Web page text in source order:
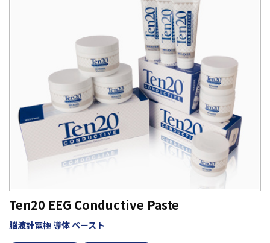
Ten20 EEG Conductive Paste
脳波計電極 導体 ペースト